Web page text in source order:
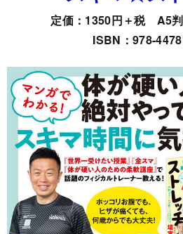
定価：1350円＋税 A5
ISBN：978-